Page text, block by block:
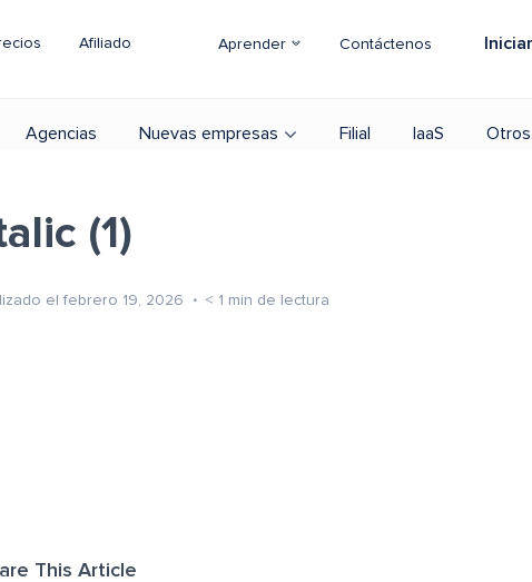
Afiliado Aprender Contáctenos
Agencias Nuevas empresas Filial IaaS Otros
(1)
el febrero 19, 2026 < 1 min de lectura
This Article